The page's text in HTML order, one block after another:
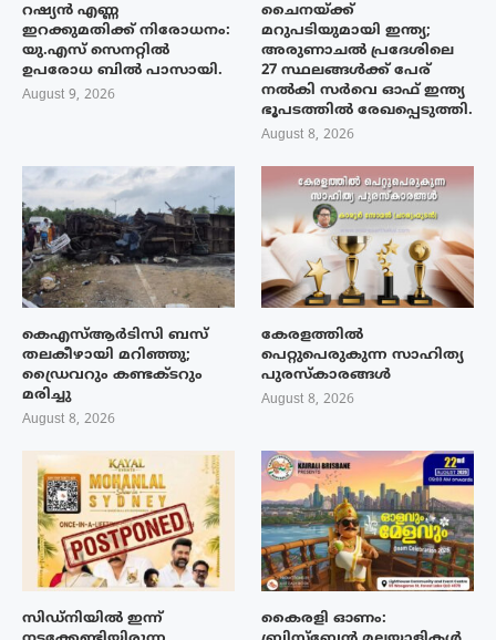
റഷ്യൻ എണ്ണ
ഇറക്കുമതിക്ക് നിരോധനം:
യു.എസ് സെനറ്റിൽ
ഉപരോധ ബിൽ പാസായി.
August 9, 2026
ചൈനയ്ക്ക്
മറുപടിയുമായി ഇന്ത്യ;
അരുണാചൽ പ്രദേശിലെ
27 സ്ഥലങ്ങൾക്ക് പേര്
നൽകി സർവെ ഓഫ് ഇന്ത്യ
ഭൂപടത്തിൽ രേഖപ്പെടുത്തി.
August 8, 2026
കെഎസ്ആർടിസി ബസ്
തലകീഴായി മറിഞ്ഞു;
ഡ്രൈവറും കണ്ടക്ടറും
മരിച്ചു
August 8, 2026
കേരളത്തിൽ
പെറ്റുപെരുകുന്ന സാഹിത്യ
പുരസ്‌കാരങ്ങൾ
August 8, 2026
സിഡ്നിയിൽ ഇന്ന്
കൈരളി ഓണം: